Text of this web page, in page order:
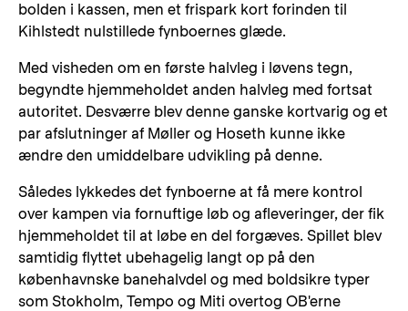
bolden i kassen, men et frispark kort forinden til
Kihlstedt nulstillede fynboernes glæde.
Med visheden om en første halvleg i løvens tegn,
begyndte hjemmeholdet anden halvleg med fortsat
autoritet. Desværre blev denne ganske kortvarig og et
par afslutninger af Møller og Hoseth kunne ikke
ændre den umiddelbare udvikling på denne.
Således lykkedes det fynboerne at få mere kontrol
over kampen via fornuftige løb og afleveringer, der fik
hjemmeholdet til at løbe en del forgæves. Spillet blev
samtidig flyttet ubehagelig langt op på den
københavnske banehalvdel og med boldsikre typer
som Stokholm, Tempo og Miti overtog OB'erne